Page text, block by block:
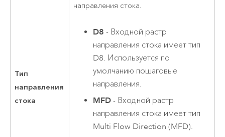
Тип
направления
стока
направления стока.
D8 - Входной растр
направления стока имеет тип
D8. Используется по
умолчанию пошаговые
направления.
MFD - Входной растр
направления стока имеет тип
Multi Flow Direction (MFD).